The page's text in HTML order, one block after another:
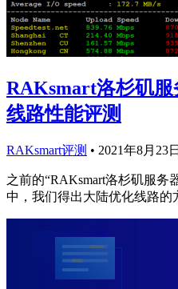
RAKsmart洛杉矶
线路性能评测
RAKsmart评测 • 2021年8月23日
之前的“RAKsmart洛杉矶服务
中，我们得出大陆优化线路